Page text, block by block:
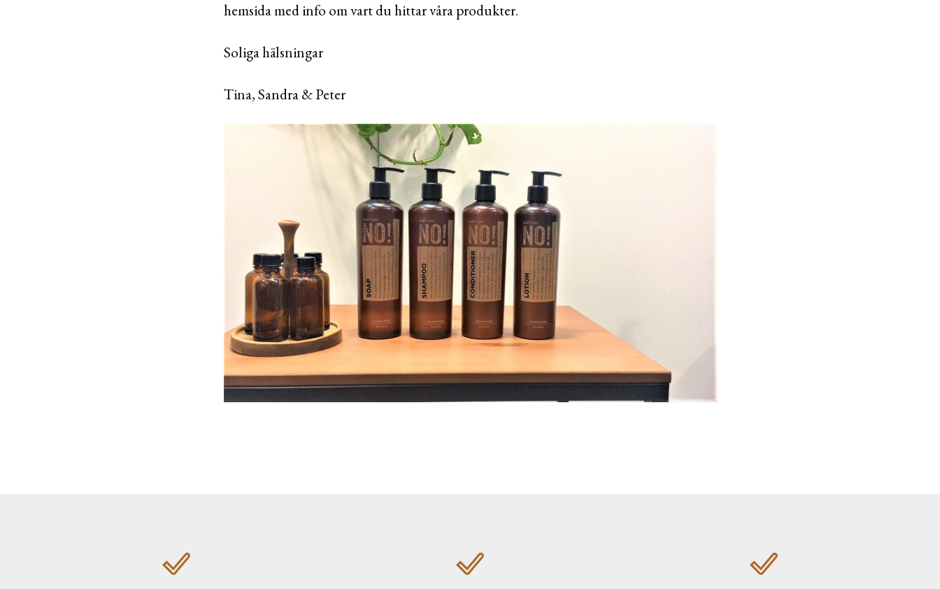
hemsida med info om vart du hittar våra produkter.
Soliga hälsningar
Tina, Sandra & Peter